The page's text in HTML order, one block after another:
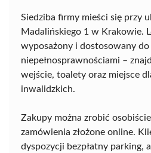
Siedziba firmy mieści się przy
Madalińskiego 1 w Krakowie.
wyposażony i dostosowany
niepełnosprawnościami –
wejście, toalety oraz miejsce
inwalidzkich.
Zakupy można zrobić
zamówienia złożone online.
dyspozycji bezpłatny parking,